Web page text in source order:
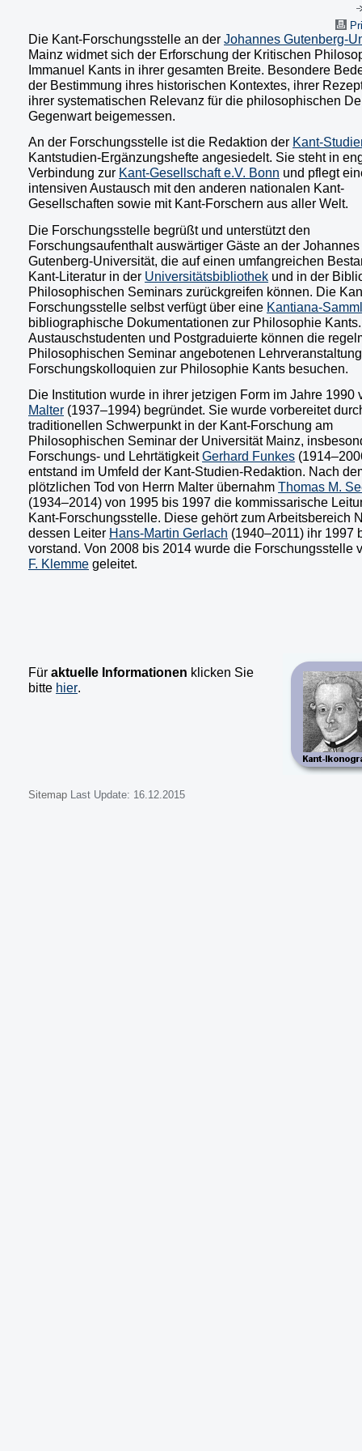
Die Kant-Forschungsstelle an der Johannes Gutenberg-
Mainz widmet sich der Erforschung der Kritischen
Immanuel Kants in ihrer gesamten Breite. Besondere
der Bestimmung ihres historischen Kontextes, ihrer
ihrer systematischen Relevanz für die philosophischen
Gegenwart beigemessen.
An der Forschungsstelle ist die Redaktion der Kant-
Kantstudien-Ergänzungshefte angesiedelt. Sie steht in
Verbindung zur Kant-Gesellschaft e.V. Bonn und pflegt
intensiven Austausch mit den anderen nationalen Kant-
Gesellschaften sowie mit Kant-Forschern aus aller Welt.
Die Forschungsstelle begrüßt und unterstützt den
Forschungsaufenthalt auswärtiger Gäste an der Johannes
Gutenberg-Universität, die auf einen umfangreichen
Kant-Literatur in der Universitätsbibliothek und in der
Philosophischen Seminars zurückgreifen können. Die
Forschungsstelle selbst verfügt über eine Kantiana-
bibliographische Dokumentationen zur Philosophie Kants.
Austauschstudenten und Postgraduierte können die
Philosophischen Seminar angebotenen
Forschungskolloquien zur Philosophie Kants besuchen.
Die Institution wurde in ihrer jetzigen Form im Jahre 1990
Malter (1937–1994) begründet. Sie wurde vorbereitet
traditionellen Schwerpunkt in der Kant-Forschung am
Philosophischen Seminar der Universität Mainz,
Forschungs- und LehrtätigkeitGerhard Funkes
entstand im Umfeld der Kant-Studien-Redaktion. Nach
plötzlichen Tod von Herrn Malter übernahm Thomas M.
(1934–2014) von 1995 bis 1997 die kommissarische
Kant-Forschungsstelle. Diese gehört zum Arbeitsbereich
dessen Leiter Hans-Martin Gerlach (1940–2011) ihr 1997
vorstand. Von 2008 bis 2014 wurde die Forschungsstelle
F. Klemme geleitet.
Für aktuelle Informationen klicken Sie
bitte hier.
Sitemap Last Update: 16.12.2015